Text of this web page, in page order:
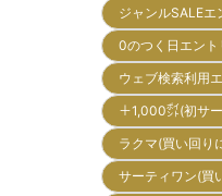
ジャンルSALE
0のつく日エン
ウェブ検索利用
＋1,000㌽(初サ
ラクマ(買い回
サーティワン(